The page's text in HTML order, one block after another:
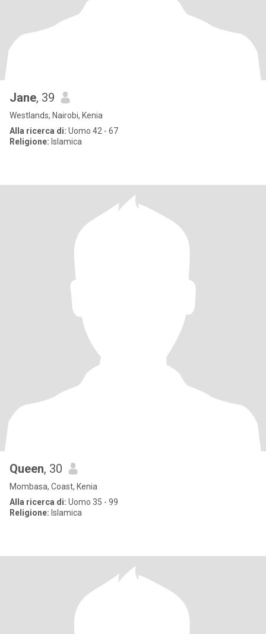
Jane, 39
Westlands, Nairobi, Kenia
Alla ricerca di: Uomo 42 - 67
Religione: Islamica
Queen, 30
Mombasa, Coast, Kenia
Alla ricerca di: Uomo 35 - 99
Religione: Islamica